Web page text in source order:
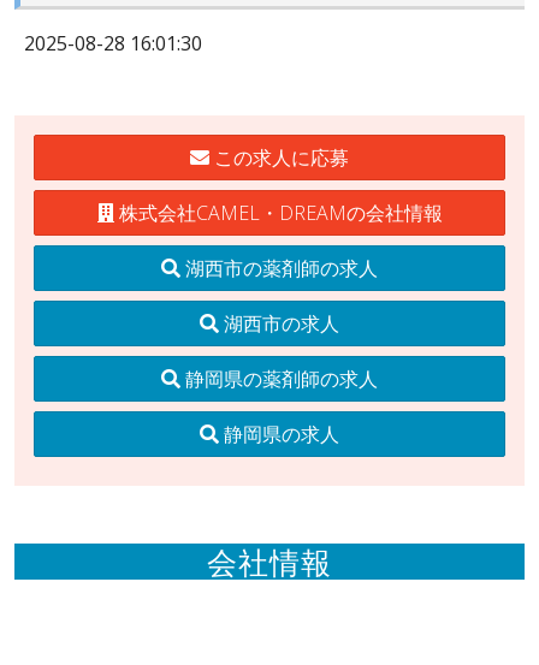
2025-08-28 16:01:30
この求人に応募
株式会社CAMEL・DREAMの会社情報
湖西市の薬剤師の求人
湖西市の求人
静岡県の薬剤師の求人
静岡県の求人
会社情報